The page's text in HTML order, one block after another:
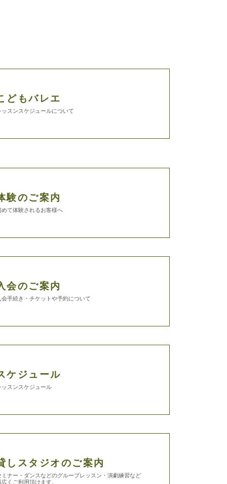
どもバレエ
ッスンスケジュールについて
験のご案内
めて体験されるお客様へ
会のご案内
会手続き・チケットや予約について
ケジュール
ッスンスケジュール
しスタジオのご案内
ミナー・ダンスなどのグループレッスン・演劇練習など
広くご利用頂けます。